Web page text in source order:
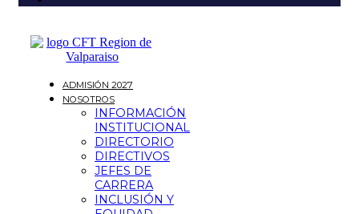
ADMISIÓN 2027
NOSOTROS
INFORMACIÓN
INSTITUCIONAL
DIRECTORIO
DIRECTIVOS
JEFES DE
CARRERA
INCLUSIÓN Y